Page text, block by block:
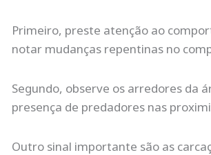
Primeiro, preste atenção ao
notar mudanças repentinas no
Segundo, observe os arredores da
presença de predadores nas
Outro sinal importante são as